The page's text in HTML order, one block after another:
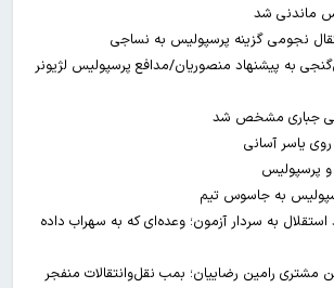
ماندنی شد
نجومی گزینه پرسپولیس به نساجی
به پیشنهاد منصوریان/مدافع پرسپولیس لژیونر
جباری مشخص شد
یاسر آسانی
و پرسپولیس
به جاسوس تیم
به سردار آزمون؛ وعده‌ای که به سهراب داده
مشتری رامین رضاییان؛ بمب نقل‌وانتقالات منفجر